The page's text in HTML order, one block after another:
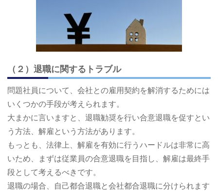
（２）退職に関するトラブル
問題社員について、会社との雇用契約を解消するためには
いくつかの手段が考えられます。
大まかに言いますと、退職勧奨を行い合意退職を促すとい
う方法、解雇という方法があります。
もっとも、法律上、解雇を有効に行うハードルは非常に高
いため、まずは従業員の合意退職を目指し、解雇は最終手
段として考えるべきです。
退職の場合、自己都合退職と会社都合退職に分けられます